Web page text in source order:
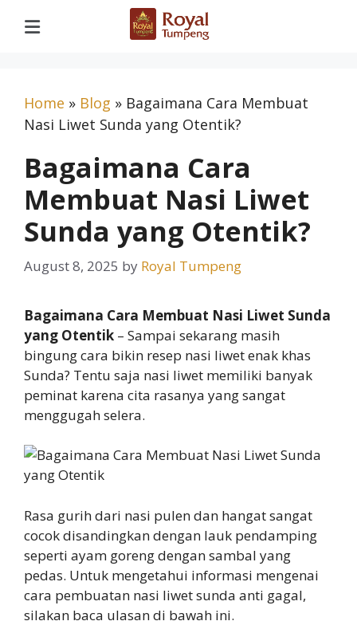
Home » Blog » Bagaimana Cara Membuat
Nasi Liwet Sunda yang Otentik?
Bagaimana Cara
Membuat Nasi Liwet
Sunda yang Otentik?
August 8, 2025 by Royal Tumpeng
Bagaimana Cara Membuat Nasi Liwet Sunda
yang Otentik – Sampai sekarang masih
bingung cara bikin resep nasi liwet enak khas
Sunda? Tentu saja nasi liwet memiliki banyak
peminat karena cita rasanya yang sangat
menggugah selera.
Rasa gurih dari nasi pulen dan hangat sangat
cocok disandingkan dengan lauk pendamping
seperti ayam goreng dengan sambal yang
pedas. Untuk mengetahui informasi mengenai
cara pembuatan nasi liwet sunda anti gagal,
silakan baca ulasan di bawah ini.